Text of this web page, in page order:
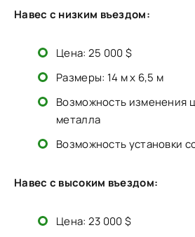
Навес с низким въездом:
Цена: 25 000 $
Размеры: 14 м x 6,5 м
Возможность изменения
металла
Возможность установки
Навес с высоким въездом:
Цена: 23 000 $